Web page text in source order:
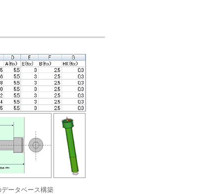
ータベース構築